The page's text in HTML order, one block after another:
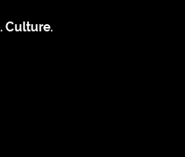
Culture.